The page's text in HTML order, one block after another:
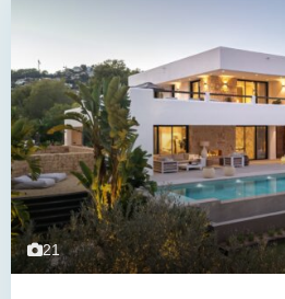
21